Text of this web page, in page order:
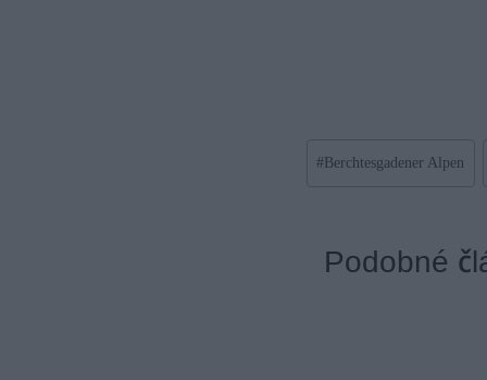
#Berchtesgadener Alpen
Podobné